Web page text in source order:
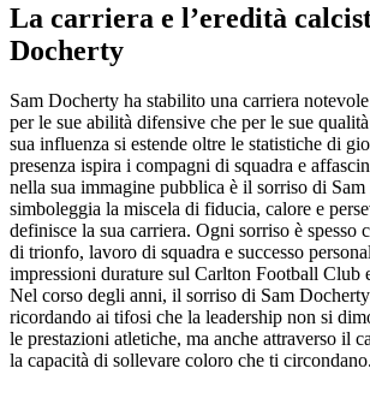
La carriera e l’eredità
Docherty
Sam Docherty ha stabilito una carriera
per le sue abilità difensive che per le sue
sua influenza si estende oltre le statistiche di
presenza ispira i compagni di squadra e
nella sua immagine pubblica è il sorriso di
simboleggia la miscela di fiducia, calore e
definisce la sua carriera. Ogni sorriso è spesso
di trionfo, lavoro di squadra e successo
impressioni durature sul Carlton Football Club
Nel corso degli anni, il sorriso di Sam
ricordando ai tifosi che la leadership non si
le prestazioni atletiche, ma anche attraverso il
la capacità di sollevare coloro che ti circondano.